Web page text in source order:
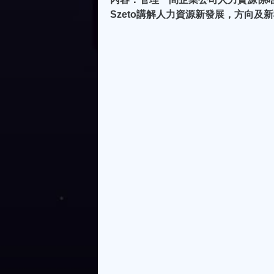
Szeto講解人力資源新發展，方向及